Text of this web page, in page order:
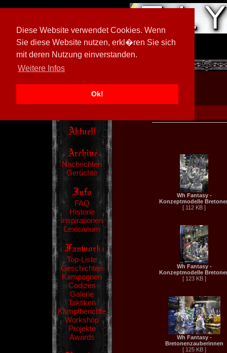
Diese Website verwendet Cookies. Wenn
Sie diese Website nutzen, erkl�ren Sie sich
mit deren Nutzung einverstanden.
Weitere Infos
Ok!
[ 602026/M3]
Nachrichten
Gerüchte
FAQ
Historie
Inspirationen
Lexicanum
Top-Liste
Geschichten
Kampagnen
Codizes
Galerie
Taktiken
Kampfberichte
Workshop
Projekte
Awards
Wh Fantasy -
Konzeptmodelle
[ 112 KB ]
Wh Fantasy -
Konzeptmodelle
[ 123 KB ]
Wh Fantasy -
Bretonenzauberinnen
[ 125 KB ]